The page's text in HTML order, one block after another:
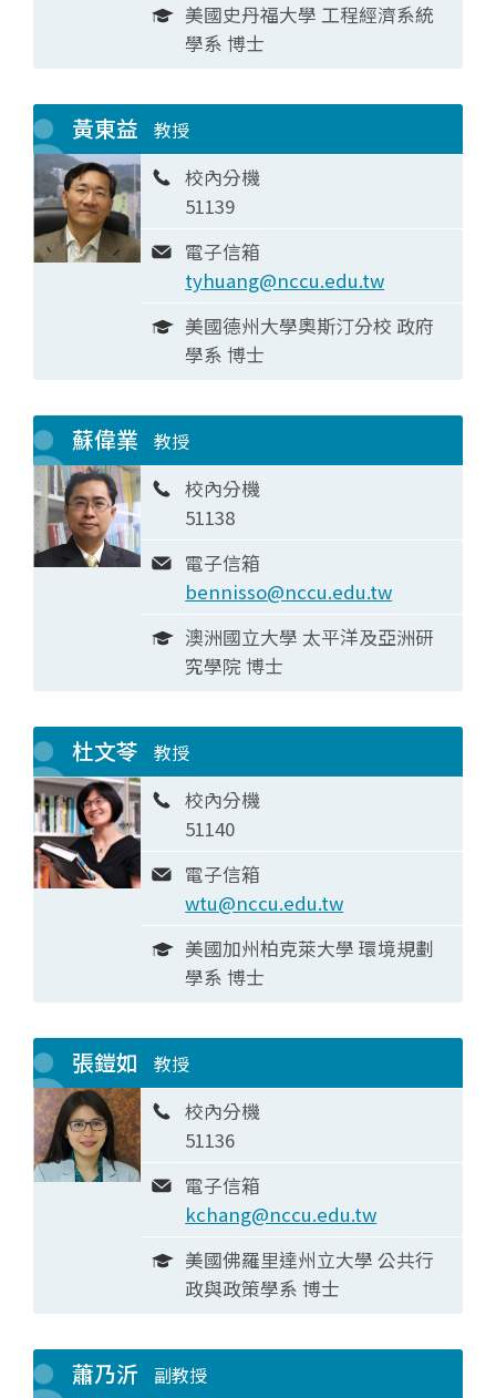
美國史丹福大學 工程經濟系統
學系 博士
黃東益 教授
校內分機
51139
電子信箱
tyhuang@nccu.edu.tw
美國德州大學奧斯汀分校 政府
學系 博士
蘇偉業 教授
校內分機
51138
電子信箱
bennisso@nccu.edu.tw
澳洲國立大學 太平洋及亞洲研
究學院 博士
杜文苓 教授
校內分機
51140
電子信箱
wtu@nccu.edu.tw
美國加州柏克萊大學 環境規劃
學系 博士
張鎧如 教授
校內分機
51136
電子信箱
kchang@nccu.edu.tw
美國佛羅里達州立大學 公共行
政與政策學系 博士
蕭乃沂 副教授